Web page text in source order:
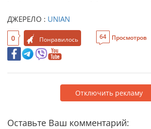
ДЖЕРЕЛО : UNIAN
0 Понравилось 64 Просмотров
Отключить рекламу
Оставьте Ваш комментарий: